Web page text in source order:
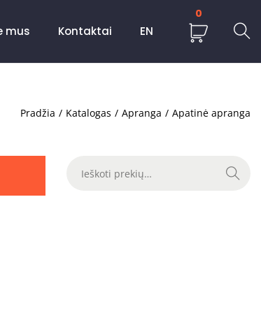
mus Kontaktai EN
0
Pradžia / Katalogas / Apranga / Apatinė apranga
Ieškoti